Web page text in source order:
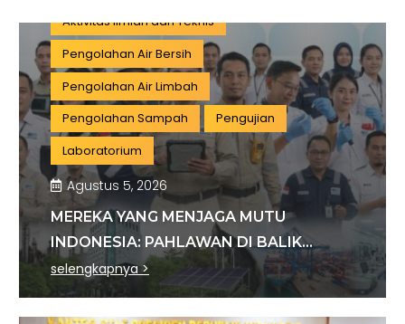
Aktivitas Ilmiah dan Teknis
Pengolahan Air Bersih
Pengolahan Air Limbah
Pengolahan Sampah
Pengujian
Laboratorium
Agustus 5, 2026
MEREKA YANG MENJAGA MUTU
INDONESIA: PAHLAWAN DI BALIK
SETIAP STANDAR INDUSTRI
selengkapnya >